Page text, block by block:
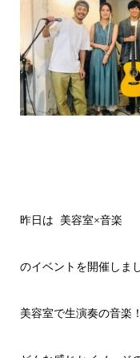
昨日は 美容室×音楽
のイベントを開催しま
美容室で生演奏の音楽